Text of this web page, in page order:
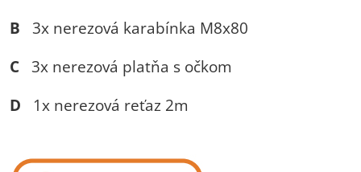
B 3x nerezová karabínka M8x80
C 3x nerezová platňa s očkom
D 1x nerezová reťaz 2m